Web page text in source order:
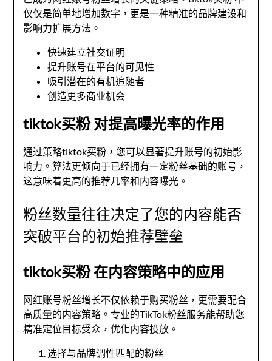
仅仅是简单地增加数字，更是一种精准的品牌建设和
影响力扩展方法。
快速建立社交证明
提升账号在平台的可见性
吸引潜在的有机追随者
创造更多商业机会
tiktok买粉 对提高曝光率的作用
通过策略tiktok买粉，您可以显著提升账号的初始影
响力。算法更倾向于已经拥有一定粉丝基础的账号，
这意味着更高的推荐几率和内容曝光。
粉丝数量往往决定了您的内容能否
突破平台的初始推荐壁垒
tiktok买粉 在内容策略中的应用
网红账号粉丝增长不仅依赖于购买粉丝，更需要配合
高质量的内容策略。专业的TikTok粉丝服务能帮助您
精准定位目标受众，优化内容投放。
选择与品牌调性匹配的粉丝